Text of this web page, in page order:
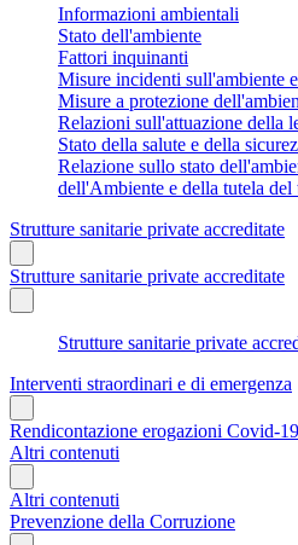
Informazioni ambientali
Stato dell'ambiente
Fattori inquinanti
Misure incidenti sull'ambiente
Misure a protezione
Relazioni sull'attuazione della
Stato della salute e della
Relazione sullo stato
dell'Ambiente e della tutela del
Strutture sanitarie private accreditate
Strutture sanitarie private accreditate
Strutture sanitarie private
Interventi straordinari e di emergenza
Rendicontazione erogazioni Covid-19
Altri contenuti
Altri contenuti
Prevenzione della Corruzione